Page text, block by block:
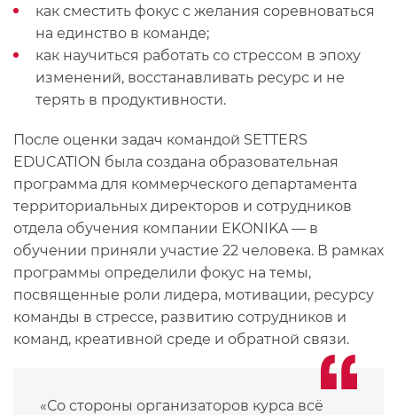
как сместить фокус с желания соревноваться
на единство в команде;
как научиться работать со стрессом в эпоху
изменений, восстанавливать ресурс и не
терять в продуктивности.
После оценки задач командой SETTERS
EDUCATION была создана образовательная
программа для коммерческого департамента
территориальных директоров и сотрудников
отдела обучения компании EKONIKA — в
обучении приняли участие 22 человека. В рамках
программы определили фокус на темы,
посвященные роли лидера, мотивации, ресурсу
команды в стрессе, развитию сотрудников и
команд, креативной среде и обратной связи.
«Со стороны организаторов курса всё